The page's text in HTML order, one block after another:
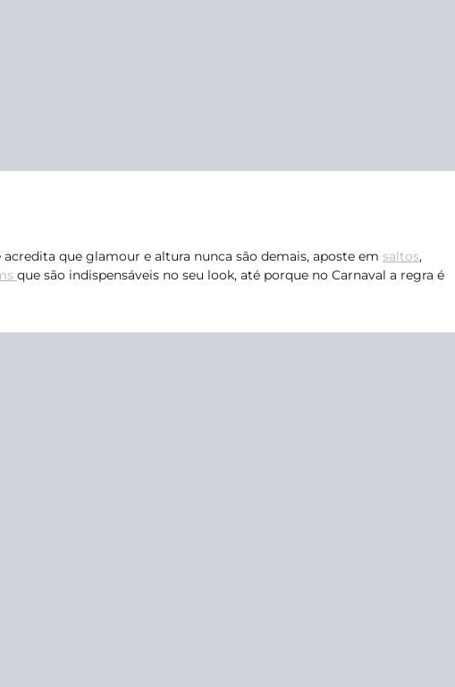
que glamour e altura nunca são demais, aposte em saltos,
que são indispensáveis no seu look, até porque no Carnaval a regra é